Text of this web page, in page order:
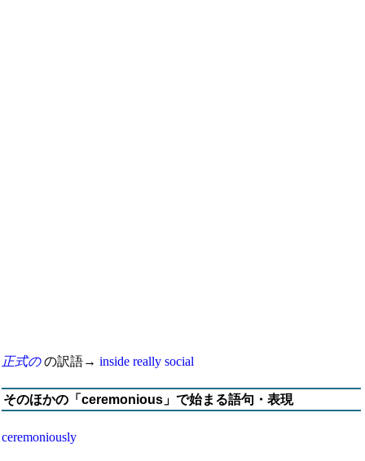
正式のの訳語→ inside really social
そのほかの「ceremonious」で始まる語句・表現
ceremoniously